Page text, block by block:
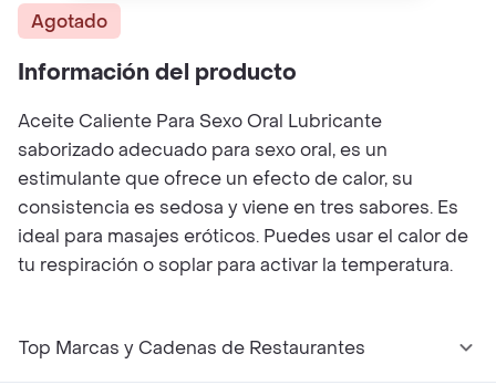
Agotado
Información del producto
Aceite Caliente Para Sexo Oral Lubricante
saborizado adecuado para sexo oral, es un
estimulante que ofrece un efecto de calor, su
consistencia es sedosa y viene en tres sabores. Es
ideal para masajes eróticos. Puedes usar el calor de
tu respiración o soplar para activar la temperatura.
Top Marcas y Cadenas de Restaurantes